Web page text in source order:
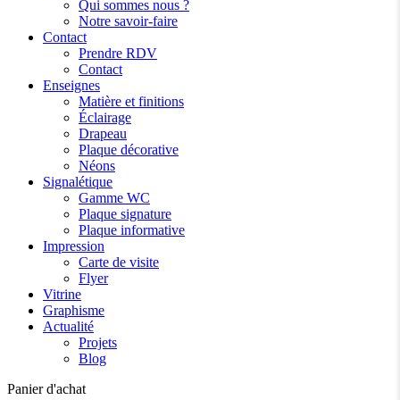
Qui sommes nous ?
Notre savoir-faire
Contact
Prendre RDV
Contact
Enseignes
Matière et finitions
Éclairage
Drapeau
Plaque décorative
Néons
Signalétique
Gamme WC
Plaque signature
Plaque informative
Impression
Carte de visite
Flyer
Vitrine
Graphisme
Actualité
Projets
Blog
Panier d'achat